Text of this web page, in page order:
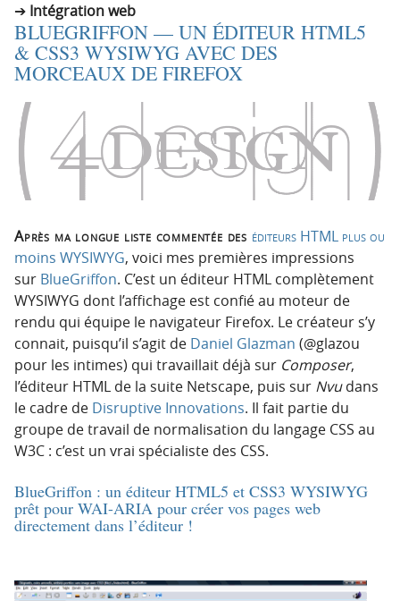
a
t
i
o
p
i
p
a
l
e
a
u
c
o
n
Intégration web
BLUEGRIFFON — UN ÉDITEUR HTML5
& CSS3 WYSIWYG AVEC DES
MORCEAUX DE FIREFOX
Après ma longue liste commentée des éditeurs HTML plus ou
moins WYSIWYG, voici mes premières impressions
sur BlueGriffon. C’est un éditeur HTML complètement
WYSIWYG dont l’affichage est confié au moteur de
rendu qui équipe le navigateur Firefox. Le créateur s’y
connait, puisqu’il s’agit de Daniel Glazman (@glazou
pour les intimes) qui travaillait déjà sur Composer,
l’éditeur HTML de la suite Netscape, puis sur Nvudans
le cadre de Disruptive Innovations. Il fait partie du
groupe de travail de normalisation du langage CSS au
W3C : c’est un vrai spécialiste des CSS.
BlueGriffon : un éditeur HTML5 et CSS3 WYSIWYG
prêt pour WAI-ARIA pour créer vos pages web
directement dans l’éditeur !